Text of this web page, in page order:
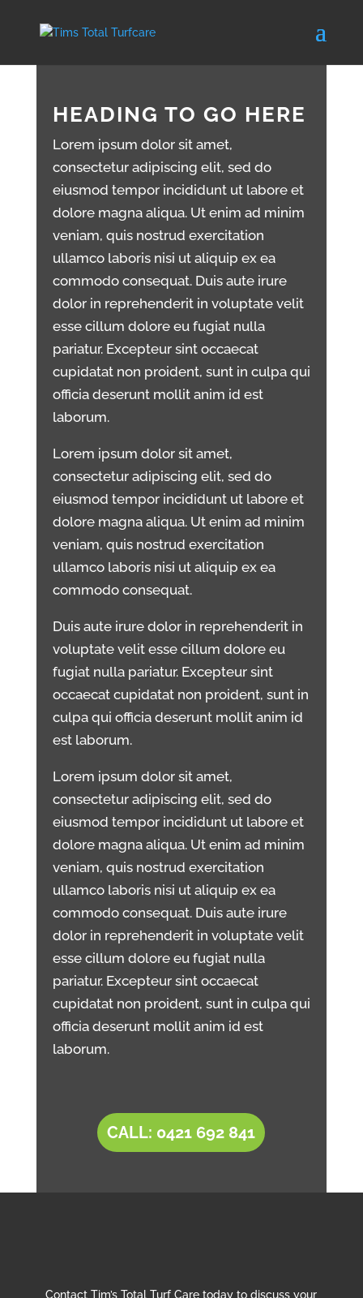
HEADING TO GO HERE
Lorem ipsum dolor sit amet,
consectetur adipiscing elit, sed do
eiusmod tempor incididunt ut labore et
dolore magna aliqua. Ut enim ad minim
veniam, quis nostrud exercitation
ullamco laboris nisi ut aliquip ex ea
commodo consequat. Duis aute irure
dolor in reprehenderit in voluptate velit
esse cillum dolore eu fugiat nulla
pariatur. Excepteur sint occaecat
cupidatat non proident, sunt in culpa qui
officia deserunt mollit anim id est
laborum.
Lorem ipsum dolor sit amet,
consectetur adipiscing elit, sed do
eiusmod tempor incididunt ut labore et
dolore magna aliqua. Ut enim ad minim
veniam, quis nostrud exercitation
ullamco laboris nisi ut aliquip ex ea
commodo consequat.
Duis aute irure dolor in reprehenderit in
voluptate velit esse cillum dolore eu
fugiat nulla pariatur. Excepteur sint
occaecat cupidatat non proident, sunt in
culpa qui officia deserunt mollit anim id
est laborum.
Lorem ipsum dolor sit amet,
consectetur adipiscing elit, sed do
eiusmod tempor incididunt ut labore et
dolore magna aliqua. Ut enim ad minim
veniam, quis nostrud exercitation
ullamco laboris nisi ut aliquip ex ea
commodo consequat. Duis aute irure
dolor in reprehenderit in voluptate velit
esse cillum dolore eu fugiat nulla
pariatur. Excepteur sint occaecat
cupidatat non proident, sunt in culpa qui
officia deserunt mollit anim id est
laborum.
CALL: 0421 692 841
Contact Tim’s Total Turf Care today to discuss your